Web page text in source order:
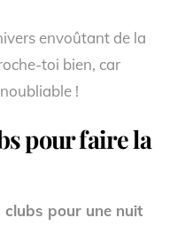
envoûtant de la
toi bien, car
!
pour faire la
clubs pour une nuit